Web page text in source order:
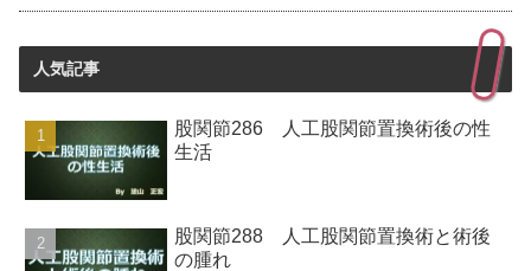
人気記事
股関節286 人工股関節置換術後の性
生活
股関節288 人工股関節置換術と術後
の腫れ